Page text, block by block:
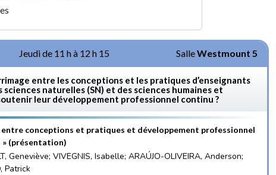
Jeudi de 11 h à 12 h 15 SalleWestmount 5
entre les conceptions et les pratiques d’enseignants
sciences naturelles (SN) et des sciences humaines et
leur développement professionnel continu ?
entre conceptions et pratiques et développement professionnel
» (présentation)
Geneviève; VIVEGNIS, Isabelle; ARAÚJO-OLIVEIRA, Anderson;
Patrick